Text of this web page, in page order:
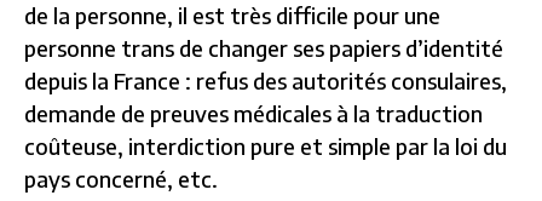
de la personne, il est très difficile pour une
personne trans de changer ses papiers d’identité
depuis la France : refus des autorités consulaires,
demande de preuves médicales à la traduction
coûteuse, interdiction pure et simple par la loi du
pays concerné, etc.